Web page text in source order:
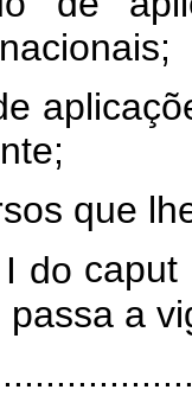
que
do caput
passa a